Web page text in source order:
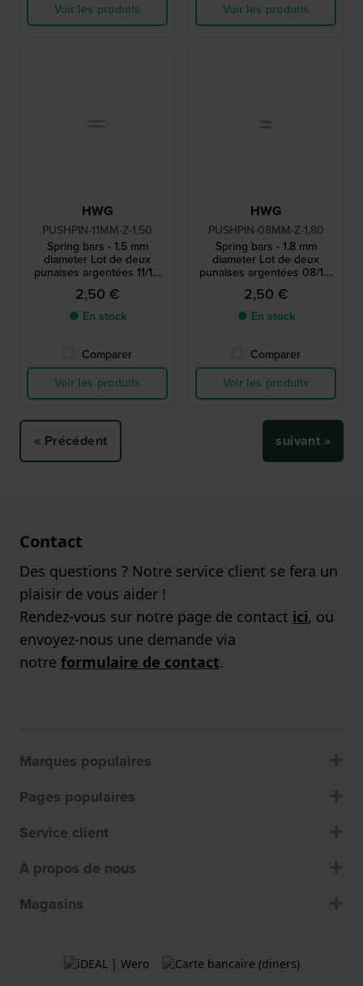
Voir les produits
Voir les produits
HWG
PUSHPIN-11MM-Z-1,50
Spring bars - 1.5 mm
diameter Lot de deux
punaises argentées 11/1.5
mm
2,50 €
● En stock
Comparer
Voir les produits
HWG
PUSHPIN-08MM-Z-1,80
Spring bars - 1.8 mm
diameter Lot de deux
punaises argentées 08/1.8
mm
2,50 €
● En stock
Comparer
Voir les produits
« Précédent suivant »
Contact
Des questions ? Notre service client se fera un
plaisir de vous aider !
Rendez-vous sur notre page de contact ici, ou
envoyez-nous une demande via
notre formulaire de contact.
Marques populaires
Pages populaires
Service client
À propos de nous
Magasins